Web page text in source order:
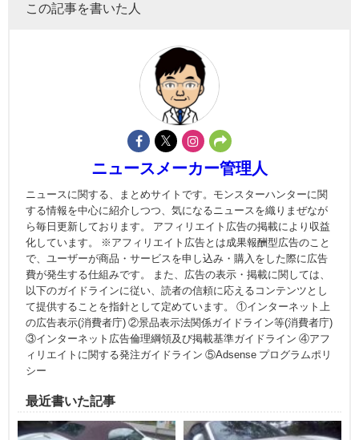
この記事を書いた人
ニュースメーカー管理人
ニュースに関する、まとめサイトです。モンスターハンターに関
する情報を中心に紹介しつつ、気になるニュースを織りまぜなが
ら毎日更新しております。 アフィリエイト広告の掲載により収益
化しています。 ※アフィリエイト広告とは成果報酬型広告のこと
で、ユーザーが商品・サービスを申し込み・購入をした際に広告
費が発生する仕組みです。 また、広告の表示・掲載に関しては、
以下のガイドラインに従い、読者の信頼に応えるコンテンツとし
て提供することを指針として定めています。 ①インターネット上
の広告表示(消費者庁) ②景品表示法関係ガイドライン等(消費者庁)
③インターネット広告倫理綱領及び掲載基準ガイドライン ④アフ
ィリエイトに関する発注ガイドライン ⑤Adsense プログラムポリ
シー
最近書いた記事